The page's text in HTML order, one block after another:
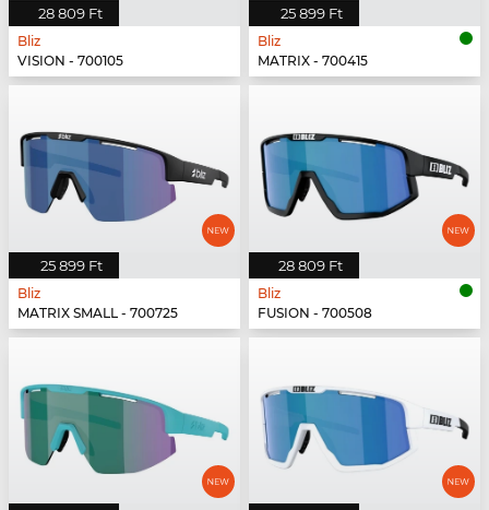
28 809 Ft
Bliz
VISION - 700105
25 899 Ft
Bliz
MATRIX - 700415
25 899 Ft
Bliz
MATRIX SMALL - 700725
28 809 Ft
Bliz
FUSION - 700508